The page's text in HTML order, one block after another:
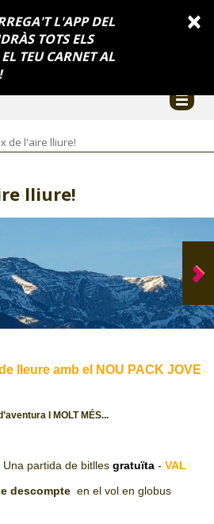
×
L'APP DEL
TOTS ELS
TEU CARNET AL
Català
Catalunya Seu electrònica
FES-TE EL CJ
CONTACTE
CJ EMANCIPACIÓ
CJ SALUT
CJ LOCAL
de l'aire lliure!
lliure!
lleure amb el NOU PACK JOVE
I MOLT MÉS...
Una partida de bitlles gratuïta - VAL
descompte en el vol en globus